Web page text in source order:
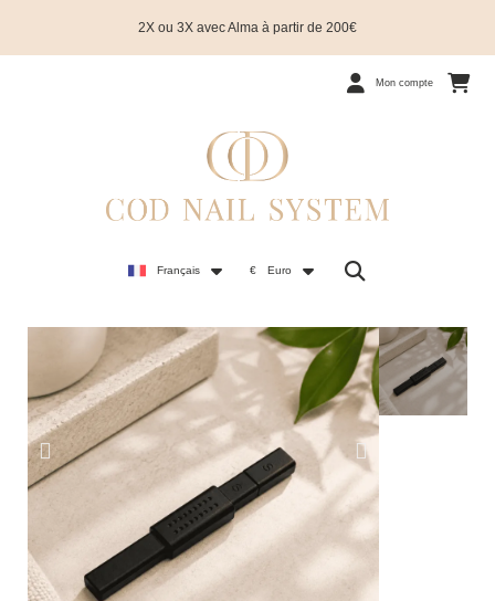
2X ou 3X avec Alma à partir de 200€
Mon compte
Français € Euro